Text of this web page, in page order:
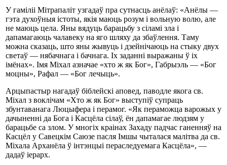
У гаміліі Мітрапаліт узгадаў пра сутнасць анёлаў: «Анёлы —
гэта духоўныя істоты, якія маюць розум і вольную волю, але
не маюць цела. Яны вядуць барацьбу з сіламі зла і
дапамагаюць чалавеку на яго шляху да збаўлення. Таму
можна сказаць, што яны жывуць і дзейнічаюць на стыку двух
светаў — нябачнага і бачнага. Іх заданні выражаны ў іх
імёнах». Імя Міхал азначае «хто ж як Бог», Габрыэль — «Бог
моцны», Рафал — «Бог лечыць».
Арцыпастыр нагадаў біблейскі аповед, паводле якога св.
Міхал з воклічам «Хто ж як Бог» выступіў супраць
збунтаванага Люцыфера і перамог. «Як пераможца варожых у
дачыненні да Бога і Касцёла сілаў, ён дапамагае людзям у
барацьбе са злом. У многіх краінах Захаду падчас ганенняў на
Касцёл у Савецкім Саюзе пасля Імшы чыталася малітва да св.
Міхала Арханёла ў інтэнцыі пераследуемага Касцёла», —
дадаў іерарх.